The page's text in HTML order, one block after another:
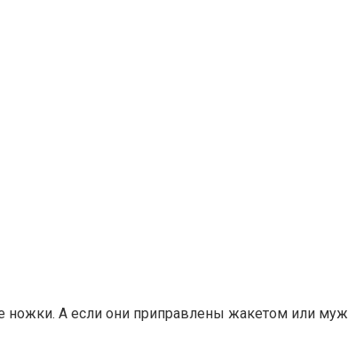
ножки. А если они приправлены жакетом или